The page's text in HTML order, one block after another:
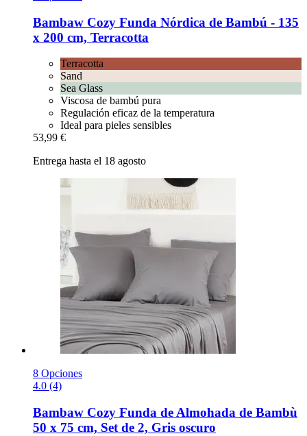
Bambaw Cozy Funda Nórdica de Bambú -​ 135
x 200 cm, Terracotta
Terracotta
Sand
Sea Glass
Viscosa de bambú pura
Regulación eficaz de la temperatura
Ideal para pieles sensibles
53,99 €
Entrega hasta el 18 agosto
8 Opciones
4.0 (4)
Bambaw Cozy Funda de Almohada de Bambù
50 x 75 cm, Set de 2, Gris oscuro